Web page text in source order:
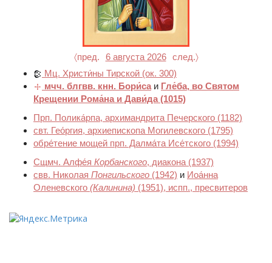
〈пред. 6 августа 2026
след.〉
Мц. Христи́ны Тирской (ок. 300)
мчч. блгвв. кнн. Бори́са и Гле́ба, во Святом
Крещении Рома́на и Дави́да (1015)
Прп. Полика́рпа, архимандрита Печерского (1182)
свт. Гео́ргия, архиепископа Могилевского (1795)
обре́тение мощей прп. Далма́та Исе́тского (1994)
Сщмч. Алфе́я Корбанского, диакона (1937)
свв. Николая Понгильского (1942) и Иоа́нна
Оленевского (Калинина) (1951), испп., пресвитеров